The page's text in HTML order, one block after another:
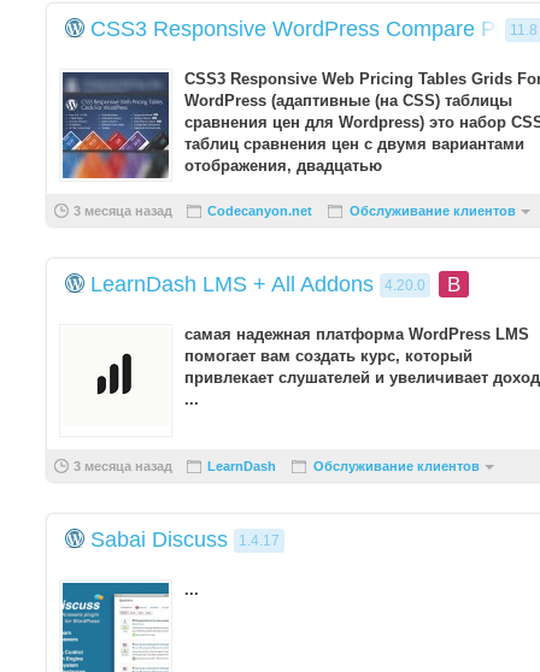
CSS3 Responsive WordPress Compare 11.8
CSS3 Responsive Web Pricing Tables Grids
WordPress (адаптивные (на CSS) таблицы
сравнения цен для Wordpress) это набор
таблиц сравнения цен с двумя вариантами
отображения, двадцатью
3 месяца назад Codecanyon.net Обслуживание клиентов
LearnDash LMS + All Addons 4.20.0 B
самая надежная платформа WordPress LMS
помогает вам создать курс, который
привлекает слушателей и увеличивает
...
3 месяца назад LearnDash Обслуживание клиентов
Sabai Discuss 1.4.17
...